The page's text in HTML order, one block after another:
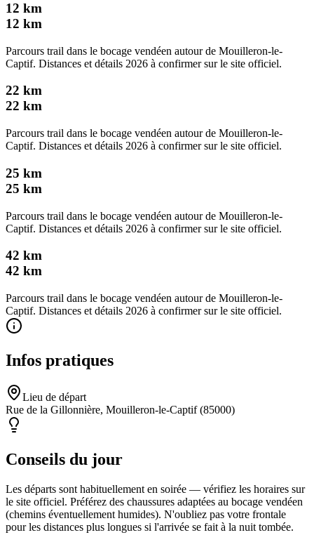
12 km
12 km
Parcours trail dans le bocage vendéen autour de Mouilleron-le-
Captif. Distances et détails 2026 à confirmer sur le site officiel.
22 km
22 km
Parcours trail dans le bocage vendéen autour de Mouilleron-le-
Captif. Distances et détails 2026 à confirmer sur le site officiel.
25 km
25 km
Parcours trail dans le bocage vendéen autour de Mouilleron-le-
Captif. Distances et détails 2026 à confirmer sur le site officiel.
42 km
42 km
Parcours trail dans le bocage vendéen autour de Mouilleron-le-
Captif. Distances et détails 2026 à confirmer sur le site officiel.
Infos pratiques
Lieu de départ
Rue de la Gillonnière, Mouilleron-le-Captif (85000)
Conseils du jour
Les départs sont habituellement en soirée — vérifiez les horaires sur
le site officiel. Préférez des chaussures adaptées au bocage vendéen
(chemins éventuellement humides). N'oubliez pas votre frontale
pour les distances plus longues si l'arrivée se fait à la nuit tombée.